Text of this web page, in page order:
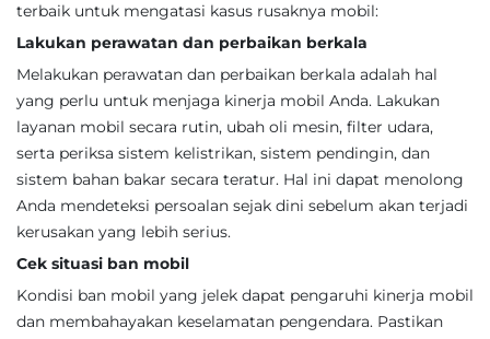
terbaik untuk mengatasi kasus rusaknya mobil:
Lakukan perawatan dan perbaikan berkala
Melakukan perawatan dan perbaikan berkala adalah hal
yang perlu untuk menjaga kinerja mobil Anda. Lakukan
layanan mobil secara rutin, ubah oli mesin, filter udara,
serta periksa sistem kelistrikan, sistem pendingin, dan
sistem bahan bakar secara teratur. Hal ini dapat menolong
Anda mendeteksi persoalan sejak dini sebelum akan terjadi
kerusakan yang lebih serius.
Cek situasi ban mobil
Kondisi ban mobil yang jelek dapat pengaruhi kinerja mobil
dan membahayakan keselamatan pengendara. Pastikan